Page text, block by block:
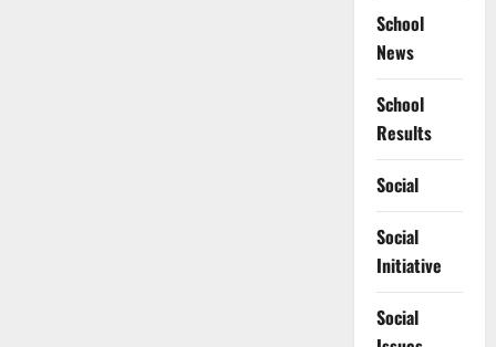
School
News
School
Results
Social
Social
Initiative
Social